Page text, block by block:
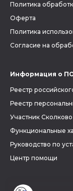
Политика
Оферта
Политика
Согласие на
Информация о
Реестр
Реестр
Участник Сколково
Функциональные
Руководство по
Центр помощи